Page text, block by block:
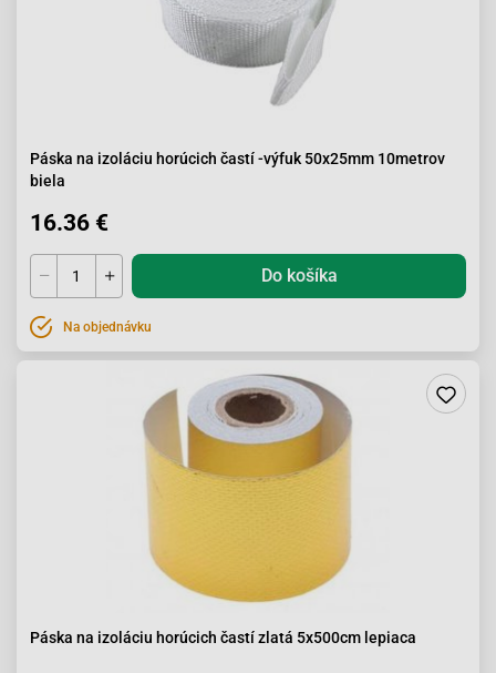
Páska na izoláciu horúcich častí -výfuk 50x25mm 10metrov
biela
16.36 €
Do košíka
Na objednávku
Páska na izoláciu horúcich častí zlatá 5x500cm lepiaca